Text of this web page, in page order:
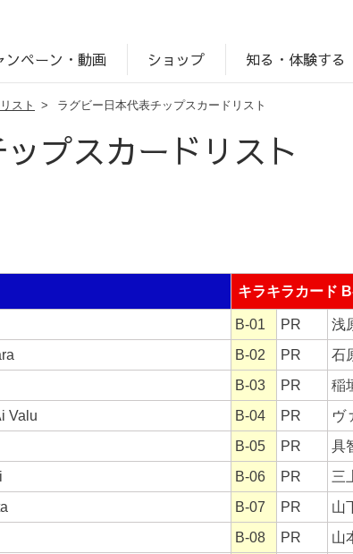
ンペーン・動画 ショップ 知る・体験する
スト > ラグビー日本代表チップスカードリスト
プスカードリスト
キラキラカード
B-01 PR
浅
B-02 PR
石
B-03 PR
稲
Valu B-04 PR
ヴ
B-05 PR
具
B-06 PR
三
B-07 PR
山
B-08 PR
山